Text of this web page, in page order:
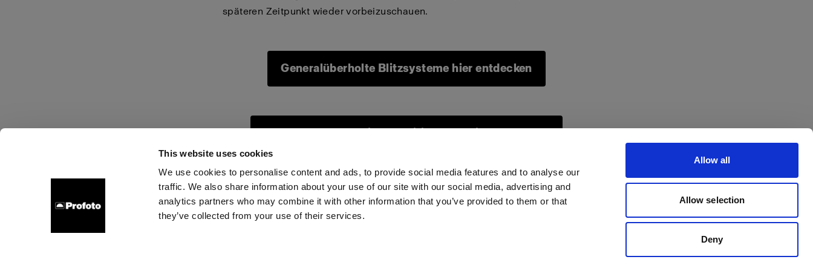
This website uses cookies
We use cookies to personalise content and ads, to provide social media features and to analyse our
traffic. We also share information about your use of our site with our social media, advertising and
analytics partners who may combine it with other information that you’ve provided to them or that
they’ve collected from your use of their services.
Allow all
Allow selection
Deny
späteren Zeitpunkt wieder vorbeizuschauen.
Generalüberholte Blitzsysteme hier entdecken
Über uns Kontakt Support Karriere Presse Investoren Share the Light Withdrawal your order